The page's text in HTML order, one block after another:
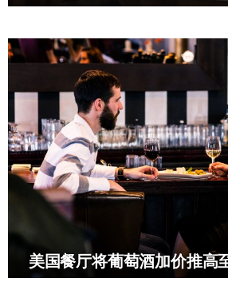
美国餐厅将葡萄酒加价推高